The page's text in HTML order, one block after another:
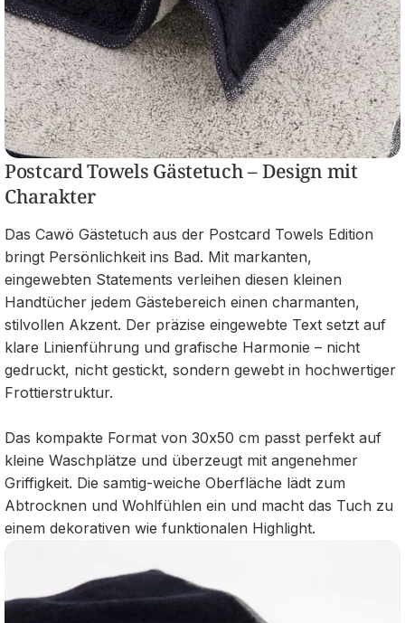
Postcard Towels Gästetuch – Design mit
Charakter
Das Cawö Gästetuch aus der Postcard Towels Edition
bringt Persönlichkeit ins Bad. Mit markanten,
eingewebten Statements verleihen diesen kleinen
Handtücher jedem Gästebereich einen charmanten,
stilvollen Akzent. Der präzise eingewebte Text setzt auf
klare Linienführung und grafische Harmonie – nicht
gedruckt, nicht gestickt, sondern gewebt in hochwertiger
Frottierstruktur.
Das kompakte Format von 30x50 cm passt perfekt auf
kleine Waschplätze und überzeugt mit angenehmer
Griffigkeit. Die samtig-weiche Oberfläche lädt zum
Abtrocknen und Wohlfühlen ein und macht das Tuch zu
einem dekorativen wie funktionalen Highlight.